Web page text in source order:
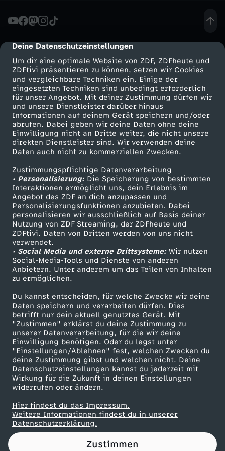
cmp-dialog-description
Deine Datenschutzeinstellungen
Um dir eine optimale Website von ZDF, ZDFheute und
ZDFtivi präsentieren zu können, setzen wir Cookies
und vergleichbare Techniken ein. Einige der
eingesetzten Techniken sind unbedingt erforderlich
für unser Angebot. Mit deiner Zustimmung dürfen wir
und unsere Dienstleister darüber hinaus
Informationen auf deinem Gerät speichern und/oder
abrufen. Dabei geben wir deine Daten ohne deine
Einwilligung nicht an Dritte weiter, die nicht unsere
direkten Dienstleister sind. Wir verwenden deine
Daten auch nicht zu kommerziellen Zwecken.
Zustimmungspflichtige Datenverarbeitung
• Personalisierung:Die Speicherung von bestimmten
Interaktionen ermöglicht uns, dein Erlebnis im
Angebot des ZDF an dich anzupassen und
Personalisierungsfunktionen anzubieten. Dabei
personalisieren wir ausschließlich auf Basis deiner
Nutzung von ZDF Streaming, der ZDFheute und
ZDFtivi. Daten von Dritten werden von uns nicht
verwendet.
• Social Media und externe Drittsysteme:Wir nutzen
Social-Media-Tools und Dienste von anderen
Anbietern. Unter anderem um das Teilen von Inhalten
zu ermöglichen.
Du kannst entscheiden, für welche Zwecke wir deine
Daten speichern und verarbeiten dürfen. Dies
betrifft nur dein aktuell genutztes Gerät. Mit
"Zustimmen" erklärst du deine Zustimmung zu
unserer Datenverarbeitung, für die wir deine
Einwilligung benötigen. Oder du legst unter
"Einstellungen/Ablehnen" fest, welchen Zwecken du
deine Zustimmung gibst und welchen nicht. Deine
Datenschutzeinstellungen kannst du jederzeit mit
Wirkung für die Zukunft in deinen Einstellungen
widerrufen oder ändern.
Hier findest du das Impressum.
Weitere Informationen findest du in unserer
Datenschutzerklärung.
Zustimmen
u
n
d
e
-
V
o
n
d
e
r
F
e
u
e
r
w
e
Mehr ZDF
ZDF-Apps
Smart TV
ZDFtext
Livestreams
Sendungen A-Z
TV-Programm
Service
ZDFmitreden
Kontakt zum ZDF
Tickets
Zuschauerservice
Hilfe
ZDF Unternehmen
Karriere
ZDF goes Schule
Werbefernsehen
Mainzelmännchen
Partner